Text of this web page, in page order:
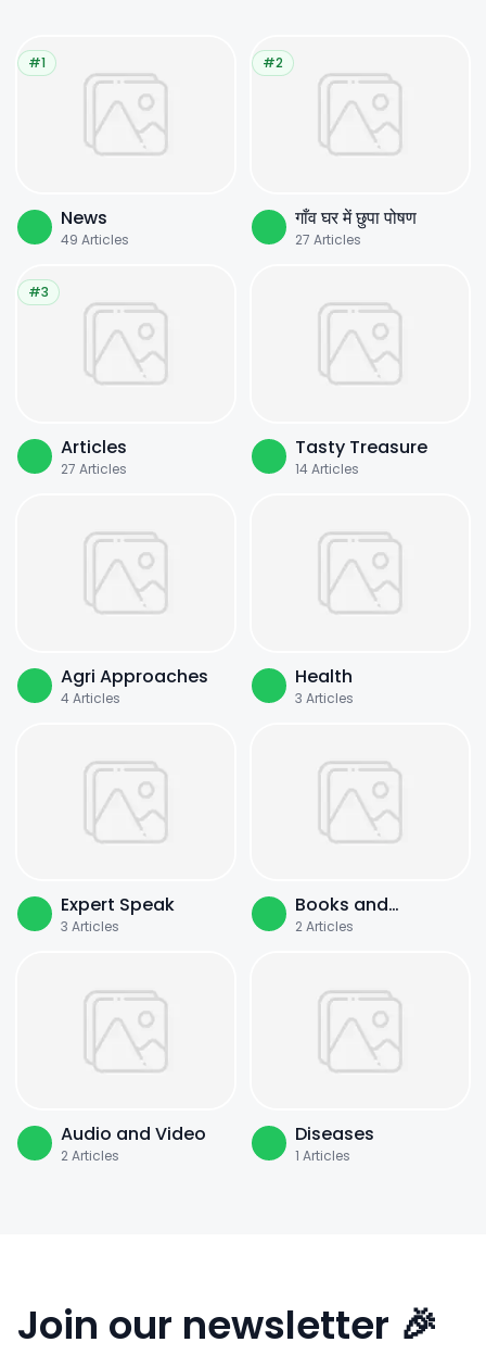
#1
News
49 Articles
#2
गाँव घर में छुपा पोषण
27 Articles
#3
Articles
27 Articles
Tasty Treasure
14Articles
Agri Approaches
4Articles
Health
3 Articles
Expert Speak
3 Articles
Books and
Literature
2Articles
Audio and Video
2Articles
Diseases
1 Articles
Join our newsletter 🎉